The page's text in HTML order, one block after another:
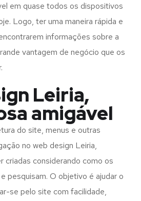
em quase todos os dispositivos
Logo, ter uma maneira rápida e
informações sobre a
vantagem de negócio que os
Leiria,
amigável
do site, menus e outras
no web design Leiria,
criadas considerando como os
pesquisam. O objetivo é ajudar o
se pelo site com facilidade,